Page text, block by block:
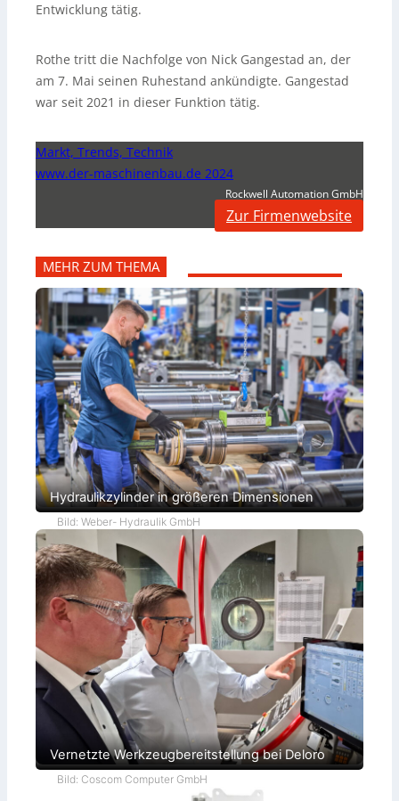
Entwicklung tätig.
Rothe tritt die Nachfolge von Nick Gangestad an, der
am 7. Mai seinen Ruhestand ankündigte. Gangestad
war seit 2021 in dieser Funktion tätig.
Markt, Trends, Technik
www.der-maschinenbau.de 2024
Rockwell Automation GmbH
Zur Firmenwebsite
MEHR ZUM THEMA
Hydraulikzylinder in größeren Dimensionen
Bild: Weber- Hydraulik GmbH
Vernetzte Werkzeugbereitstellung bei Deloro
Bild: Coscom Computer GmbH